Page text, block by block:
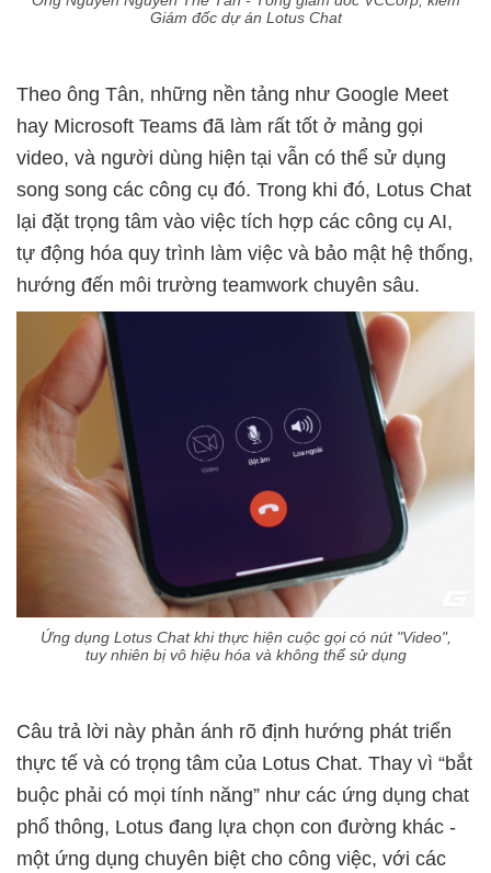
Giám đốc dự án Lotus Chat
Theo ông Tân, những nền tảng như Google Meet
hay Microsoft Teams đã làm rất tốt ở mảng gọi
video, và người dùng hiện tại vẫn có thể sử dụng
song song các công cụ đó. Trong khi đó, Lotus Chat
lại đặt trọng tâm vào việc tích hợp các công cụ AI,
tự động hóa quy trình làm việc và bảo mật hệ thống,
hướng đến môi trường teamwork chuyên sâu.
Ứng dụng Lotus Chat khi thực hiện cuộc gọi có nút "Video",
tuy nhiên bị vô hiệu hóa và không thể sử dụng
Câu trả lời này phản ánh rõ định hướng phát triển
thực tế và có trọng tâm của Lotus Chat. Thay vì “bắt
buộc phải có mọi tính năng” như các ứng dụng chat
phổ thông, Lotus đang lựa chọn con đường khác -
một ứng dụng chuyên biệt cho công việc, với các